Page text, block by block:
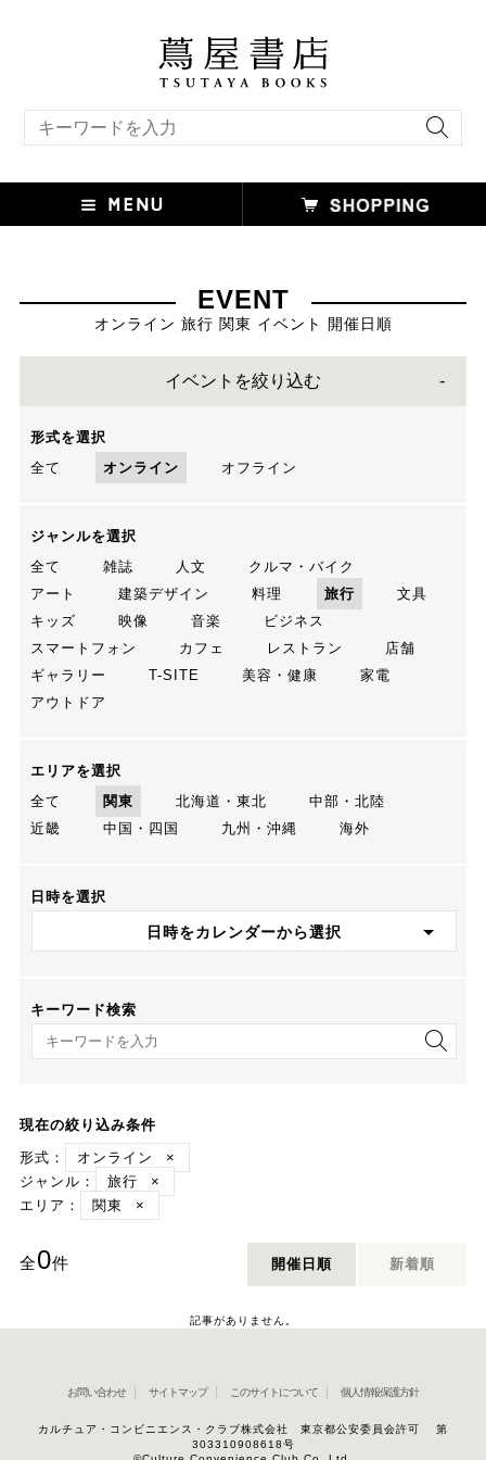
EVENT
オンライン 旅行 関東 イベント 開催日順
イベントを絞り込む
形式を選択
全て
オンライン オフライン
ジャンルを選択
全て
雑誌 人文
クルマ・バイク
アート
建築デザイン 料理 旅行
文具
キッズ
映像 音楽
ビジネス
スマートフォン
カフェ レストラン
店舗
ギャラリー
T-SITE 美容・健康
家電
アウトドア
エリアを選択
全て
関東 北海道・東北
中部・北陸
近畿
中国・四国 九州・沖縄 海外
日時を選択
日時をカレンダーから選択
キーワード検索
キーワード検索
現在の絞り込み条件
形式：
オンライン
×
ジャンル：
旅行
×
エリア：
関東 ×
全0件 開催日順 新着順
記事がありません。
お問い合わせ サイトマップ このサイトについて 個人情報保護方針
カルチュア・コンビニエンス・クラブ株式会社 東京都公安委員会許可 第
303310908618号